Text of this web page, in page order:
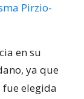
Pirzio-
en su
ya que
fue elegida